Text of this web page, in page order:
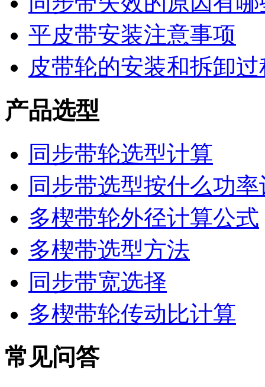
平皮带安装注意事项
皮带轮的安装和拆卸过
产品选型
同步带轮选型计算
同步带选型按什么功率
多楔带轮外径计算公式
多楔带选型方法
同步带宽选择
多楔带轮传动比计算
常见问答